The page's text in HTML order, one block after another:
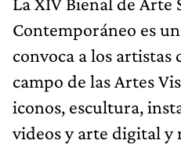
Contemporáneo es
convoca a los artistas
campo de las Artes
iconos, escultura,
videos y arte digital y